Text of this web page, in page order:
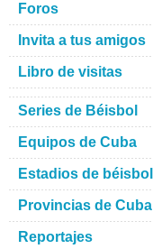
Foros
Invita a tus amigos
Libro de visitas
Series de Béisbol
Equipos de Cuba
Estadios de béisbol
Provincias de Cuba
Reportajes